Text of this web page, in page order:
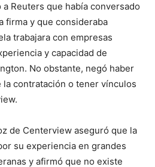
Reuters que había conversado
firma y que consideraba
trabajara con empresas
y capacidad de
No obstante, negó haber
contratación o tener vínculos
de Centerview aseguró que la
su experiencia en grandes
y afirmó que no existe